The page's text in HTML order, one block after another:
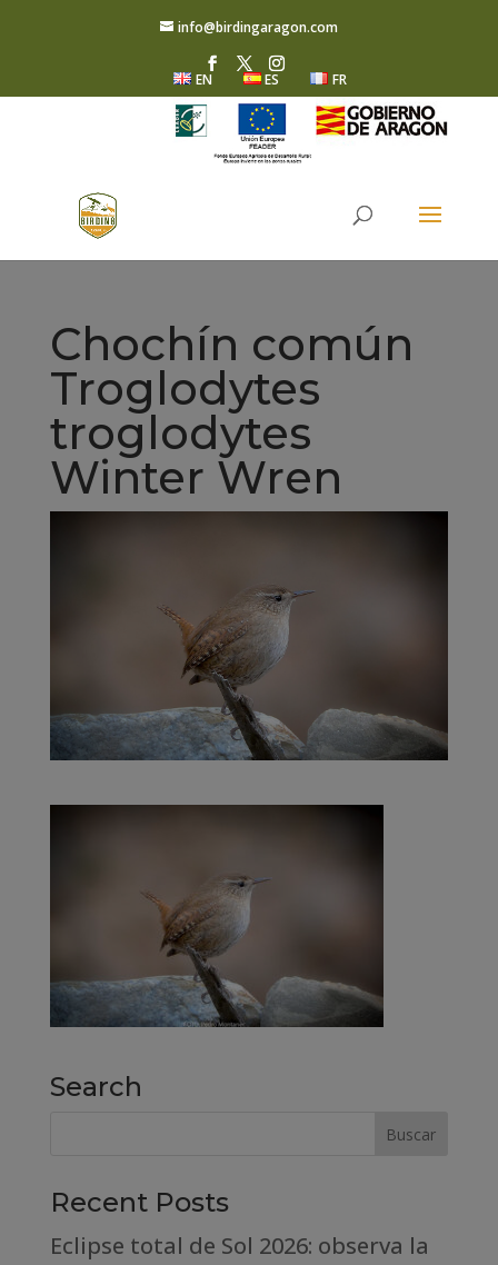
info@birdingaragon.com
EN ES FR
Chochín común
Troglodytes
troglodytes
Winter Wren
Search
Recent Posts
Eclipse total de Sol 2026: observa la